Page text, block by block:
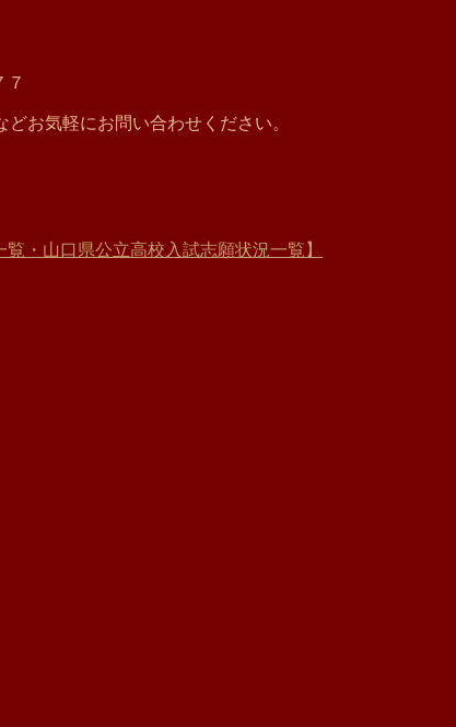
お気軽にお問い合わせください。
・山口県公立高校入試志願状況一覧】